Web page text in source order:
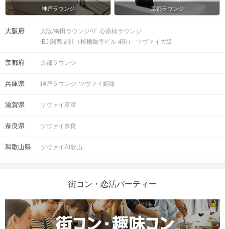
時間
定。
※開始時刻から30分以上遅れる場合は
っては男女差が変動する場合がござい
持ち物
清潔感のある服装でお越しください。
＜QRコード受付について＞
・受付前に以下①②をご対応のうえ、
神戸ラウンジ 京都ラウンジ
大阪府 大阪/梅田ラウンジ4F 心斎橋ラウンジ
IBJ 関西支社（桜橋御幸ビル 4階）
ツヴァイ大阪
京都府 京都ラウンジ
兵庫県 神戸ラウンジ ツヴァイ姫路
滋賀県 ツヴァイ草津
奈良県 ツヴァイ奈良
和歌山県 ツヴァイ和歌山
街コン・恋活パーティー